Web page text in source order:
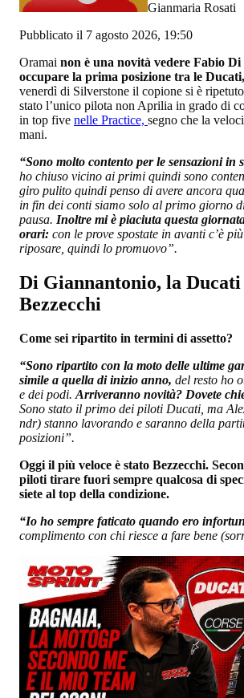
Gianmaria Rosati
Pubblicato il 7 agosto 2026, 19:50
Oramai non è una novità vedere Fabio
occupare la prima posizione tra le Ducati,
venerdì di Silverstone il copione si è
stato l’unico pilota non Aprilia in grado di
in top five nelle Practice, segno che la
mani.
“Sono molto contento per le sensazioni in
ho chiuso vicino ai primi quindi sono
giro pulito quindi penso di avere ancora
in fin dei conti siamo solo al primo giorno
pausa. Inoltre mi è piaciuta questa
orari: con le prove spostate in avanti c’è
riposare, quindi lo promuovo”.
Di Giannantonio, la Ducati
Bezzecchi
Come sei ripartito in termini di assetto?
“Sono ripartito con la moto delle ultime
simile a quella di inizio anno, del resto ho
e dei podi. Arriveranno novità? Dovete
Sono stato il primo dei piloti Ducati, ma
ndr) stanno lavorando e saranno della
posizioni”.
Oggi il più veloce è stato Bezzecchi.
piloti tirare fuori sempre qualcosa di
siete al top della condizione.
“Io ho sempre faticato quando ero
complimento con chi riesce a fare bene